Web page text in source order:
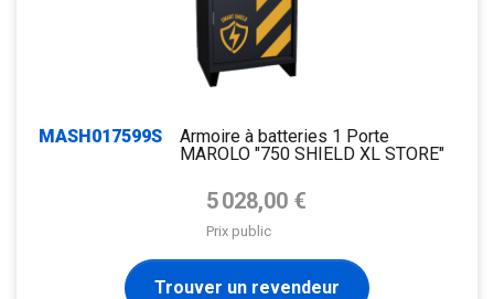
MASH017599S
Armoire à batteries 1 Porte
MAROLO "750 SHIELD XL STORE"
Prix de base
5 028,00 €
Prix public
Trouver un revendeur